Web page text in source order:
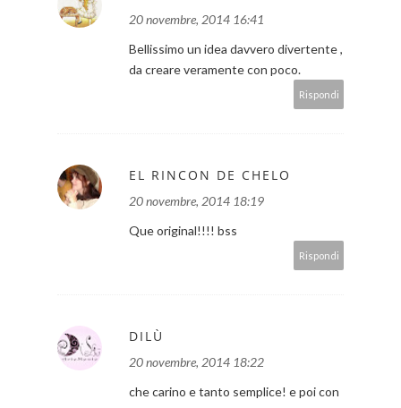
20 novembre, 2014 16:41
Bellissimo un idea davvero divertente ,
da creare veramente con poco.
Rispondi
EL RINCON DE CHELO
20 novembre, 2014 18:19
Que original!!!! bss
Rispondi
DILÙ
20 novembre, 2014 18:22
che carino e tanto semplice! e poi con